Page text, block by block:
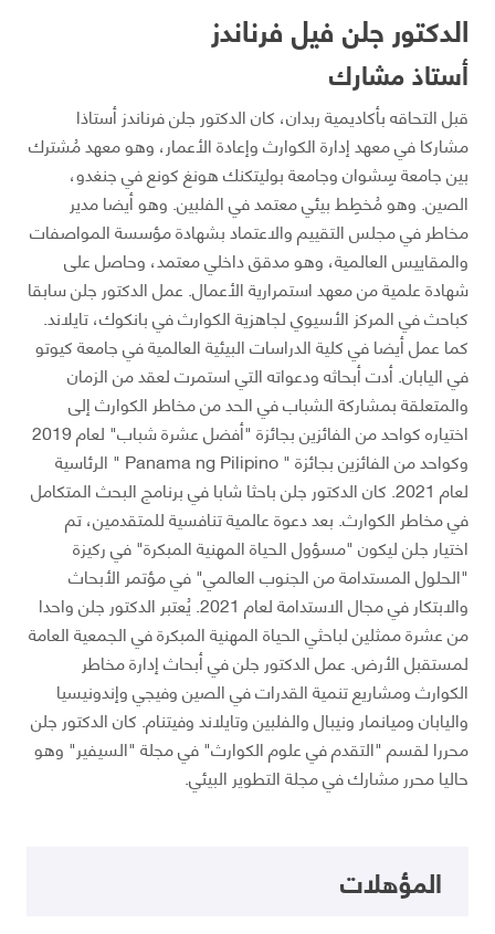
الدكتور جلن فيل فرناندز
أستاذ مشارك
قبل التحاقه بأكاديمية ربدان، كان الدكتور جلن فرناندز أستاذا
مشاركا في معهد إدارة الكوارث وإعادة الأعمار، وهو معهد مُشترك
بين جامعة سِشوان وجامعة بوليتكنك هونغ كونع في جنغدو،
الصين. وهو مُخطِط بيئي معتمد في الفلبين. وهو أيضا مدير
مخاطر في مجلس التقييم والاعتماد بشهادة مؤسسة المواصفات
والمقاييس العالمية، وهو مدقق داخلي معتمد، وحاصل على
شهادة علمية من معهد استمرارية الأعمال. عمل الدكتور جلن سابقا
كباحث في المركز الأسيوي لجاهزية الكوارث في بانكوك، تايلاند.
كما عمل أيضا في كلية الدراسات البيئية العالمية في جامعة كيوتو
في اليابان. أدت أبحاثه ودعواته التي استمرت لعقد من الزمان
والمتعلقة بمشاركة الشباب في الحد من مخاطر الكوارث إلى
اختياره كواحد من الفائزين بجائزة "أفضل عشرة شباب" لعام 2019
وكواحد من الفائزين بجائزة " Panama ng Pilipino " الرئاسية
لعام 2021. كان الدكتور جلن باحثا شابا في برنامج البحث المتكامل
في مخاطر الكوارث. بعد دعوة عالمية تنافسية للمتقدمين، تم
اختيار جلن ليكون "مسؤول الحياة المهنية المبكرة" في ركيزة
"الحلول المستدامة من الجنوب العالمي" في مؤتمر الأبحاث
والابتكار في مجال الاستدامة لعام 2021. يُعتبر الدكتور جلن واحدا
من عشرة ممثلين لباحثي الحياة المهنية المبكرة في الجمعية العامة
لمستقبل الأرض. عمل الدكتور جلن في أبحاث إدارة مخاطر
الكوارث ومشاريع تنمية القدرات في الصين وفيجي وإندونيسيا
واليابان وميانمار ونيبال والفلبين وتايلاند وفيتنام. كان الدكتور جلن
محررا لقسم "التقدم في علوم الكوارث" في مجلة "السيفير" وهو
حاليا محرر مشارك في مجلة التطوير البيئي.
المؤهلات